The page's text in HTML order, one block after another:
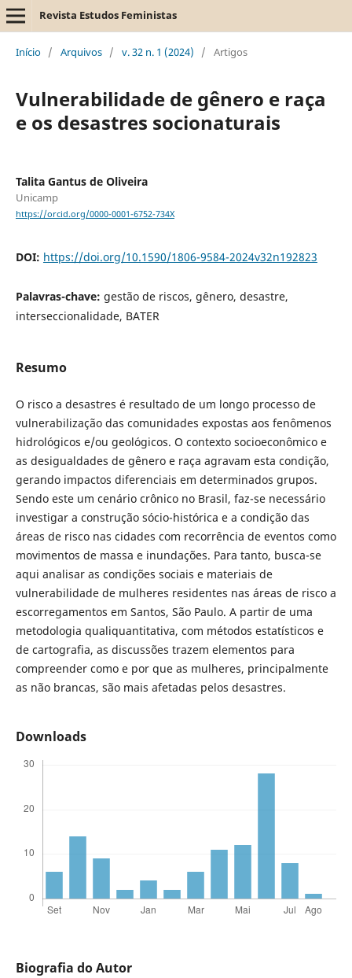
Revista Estudos Feministas
Início / Arquivos / v. 32 n. 1 (2024) / Artigos
Vulnerabilidade de gênero e raça
e os desastres socionaturais
Talita Gantus de Oliveira
Unicamp
https://orcid.org/0000-0001-6752-734X
DOI: https://doi.org/10.1590/1806-9584-2024v32n192823
Palavras-chave: gestão de riscos, gênero, desastre,
interseccionalidade, BATER
Resumo
O risco a desastres é resultado de um longo processo de
vulnerabilização das comunidades expostas aos fenômenos
hidrológicos e/ou geológicos. O contexto socioeconômico e
as desigualdades de gênero e raça agravam esta condição,
gerando impactos diferenciais em determinados grupos.
Sendo este um cenário crônico no Brasil, faz-se necessário
investigar a construção sócio-histórica e a condição das
áreas de risco nas cidades com recorrência de eventos como
movimentos de massa e inundações. Para tanto, busca-se
aqui analisar as condições sociais e materiais de
vulnerabilidade de mulheres residentes nas áreas de risco a
escorregamentos em Santos, São Paulo. A partir de uma
metodologia qualiquantitativa, com métodos estatísticos e
de cartografia, as discussões trazem elementos para
compreender como e por que as mulheres, principalmente
as não brancas, são mais afetadas pelos desastres.
Downloads
Biografia do Autor